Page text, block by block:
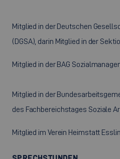
Mitglied in der Deutschen
(DGSA), darin Mitglied in der
Mitglied in der BAG
Mitglied in der
des Fachbereichstages Soziale
Mitglied im Verein Heimstatt